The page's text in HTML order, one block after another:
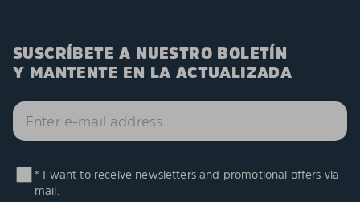
SUSCRÍBETE A NUESTRO BOLETÍN
Y MANTENTE EN LA ACTUALIZADA
* I want to receive newsletters and promotional offers via
mail.